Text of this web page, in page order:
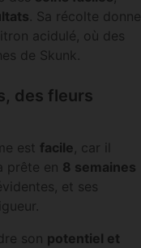
. Sa récolte donne
acidulé, où des
de Skunk.
des fleurs
est facile , car il
prête en 8 semaines
et ses
son potentiel et